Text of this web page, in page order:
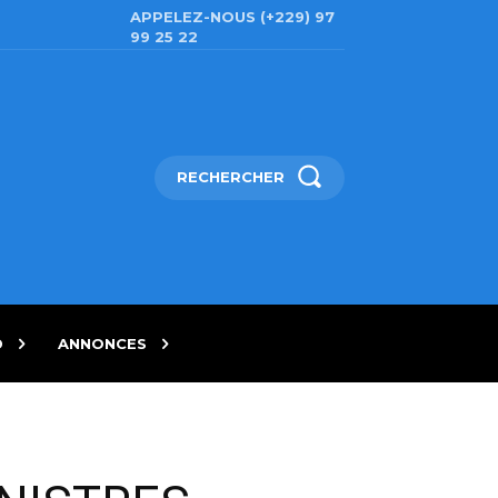
APPELEZ-NOUS (+229) 97
99 25 22
RECHERCHER
ANNONCES